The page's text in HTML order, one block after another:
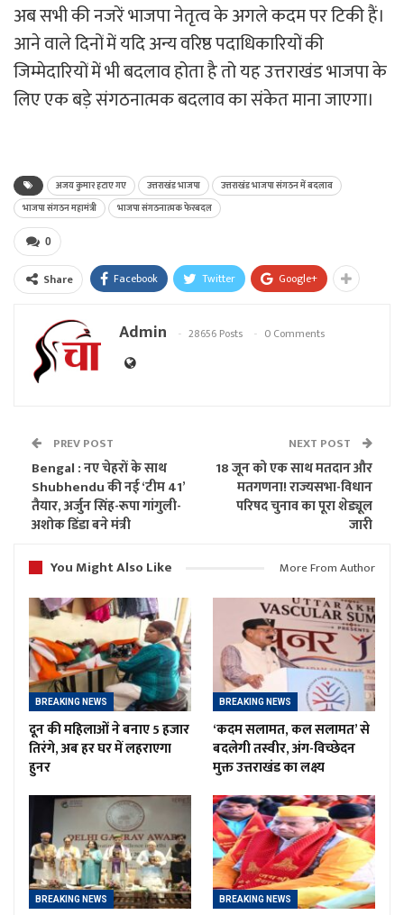
अब सभी की नजरें भाजपा नेतृत्व के अगले कदम पर टिकी हैं।
आने वाले दिनों में यदि अन्य वरिष्ठ पदाधिकारियों की
जिम्मेदारियों में भी बदलाव होता है तो यह उत्तराखंड भाजपा के
लिए एक बड़े संगठनात्मक बदलाव का संकेत माना जाएगा।
अजय कुमार हटाए गए उत्तराखंड भाजपा
उत्तराखंड भाजपा संगठन में बदलाव
भाजपा संगठन महामंत्री
भाजपा संगठनात्मक फेरबदल
0
Share Facebook Twitter Google+
Admin 28656 Posts 0 Comments
PREV POST
Bengal : नए चेहरों के साथ
Shubhendu की नई ‘टीम 41’
तैयार, अर्जुन सिंह-रूपा गांगुली-
अशोक डिंडा बने मंत्री
NEXT POST
18 जून को एक साथ मतदान और
मतगणना! राज्यसभा-विधान
परिषद चुनाव का पूरा शेड्यूल
जारी
You Might Also Like
More From Author
BREAKING NEWS
दून की महिलाओं ने बनाए 5 हजार
तिरंगे, अब हर घर में लहराएगा
हुनर
BREAKING NEWS
‘कदम सलामत, कल सलामत’ से
बदलेगी तस्वीर, अंग-विच्छेदन
मुक्त उत्तराखंड का लक्ष्य
BREAKING NEWS BREAKING NEWS